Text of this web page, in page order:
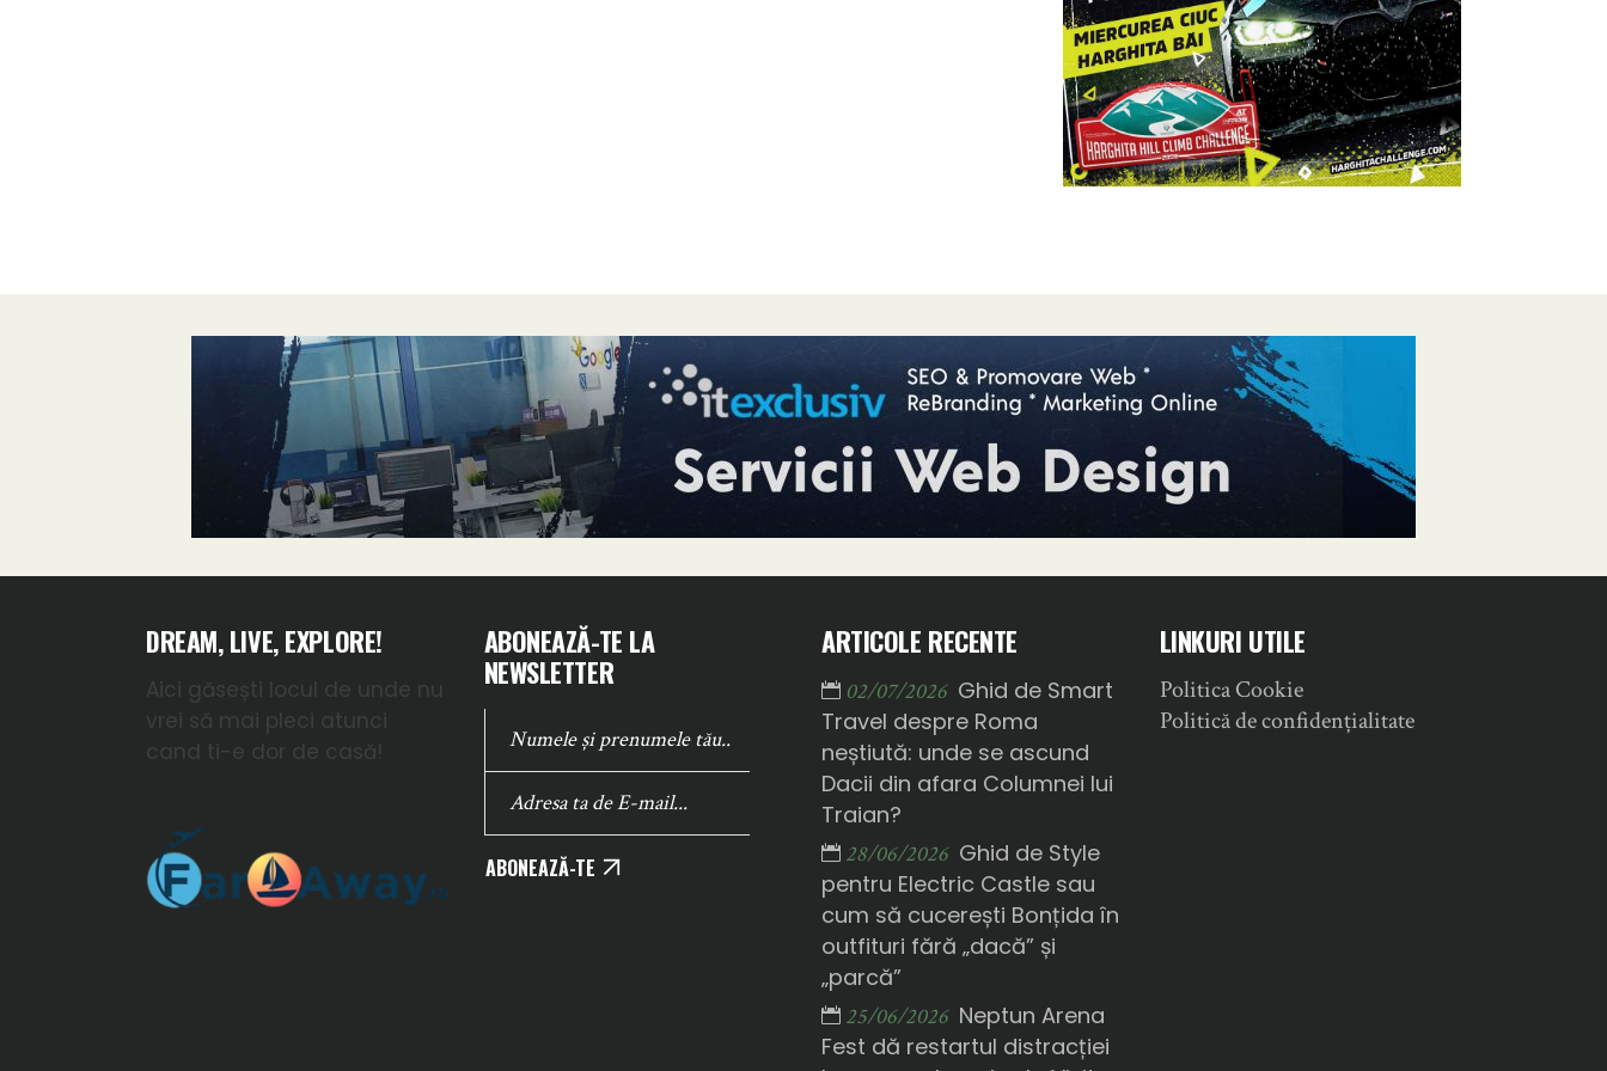
DREAM, LIVE, EXPLORE!
Aici găsești locul de unde nu
vrei să mai pleci atunci
cand ti-e dor de casă!
ABONEAZĂ-TE LA
NEWSLETTER
ABONEAZĂ-TE
ARTICOLE RECENTE
02/07/2026 Ghid de Smart
Travel despre Roma
neștiută: unde se ascund
Dacii din afara Columnei lui
Traian?
28/06/2026 Ghid de Style
pentru Electric Castle sau
cum să cucerești Bonțida în
outfituri fără „dacă” și
„parcă”
25/06/2026 Neptun Arena
Fest dă restartul distracției
LINKURI UTILE
Politica Cookie
Politică de confidențialitate